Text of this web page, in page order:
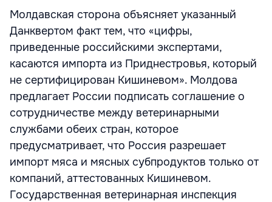
Молдавская сторона объясняет указанный
Данквертом факт тем, что «цифры,
приведенные российскими экспертами,
касаются импорта из Приднестровья, который
не сертифицирован Кишиневом». Молдова
предлагает России подписать соглашение о
сотрудничестве между ветеринарными
службами обеих стран, которое
предусматривает, что Россия разрешает
импорт мяса и мясных субпродуктов только от
компаний, аттестованных Кишиневом.
Государственная ветеринарная инспекция